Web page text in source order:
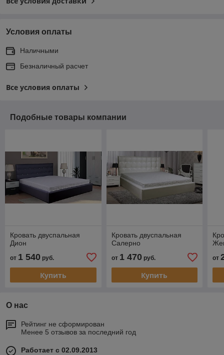
Условия оплаты
Наличными
Безналичный расчет
Все условия оплаты
Подобные товары компании
Кровать двуспальная
Дион
от 1 540 руб.
Купить
Кровать двуспальная
Салерно
от 1 470руб.
Купить
от
О нас
Рейтинг не сформирован
Менее 5 отзывов за последний год
Работает с 02.09.2013